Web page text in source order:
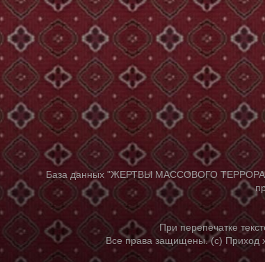
База данных "ЖЕРТВЫ МАССОВОГО ТЕРРОРА,
При перепечатке
Все права защищены. (с) Приход